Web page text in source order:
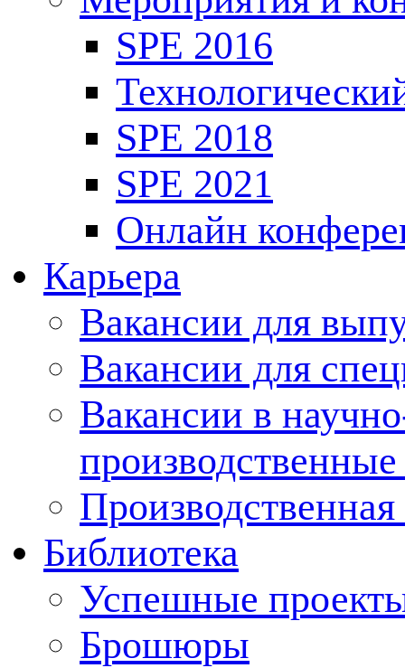
SPE 2016
SPE 2018
SPE 2021
Онлайн
Карьера
Вакансии для
Вакансии для
Вакансии в
Производственная
Библиотека
Успешные
Брошюры